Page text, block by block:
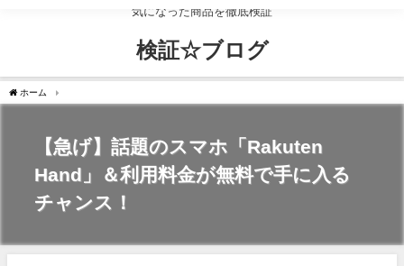
気になった商品を徹底検証
検証☆ブログ
ホーム
【急げ】話題のスマホ「Rakuten
Hand」＆利用料金が無料で手に入る
チャンス！